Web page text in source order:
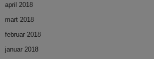
april 2018
mart 2018
februar 2018
januar 2018